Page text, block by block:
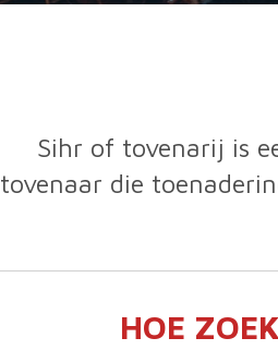
Sihr of tovenarij is
tovenaar die
HOE